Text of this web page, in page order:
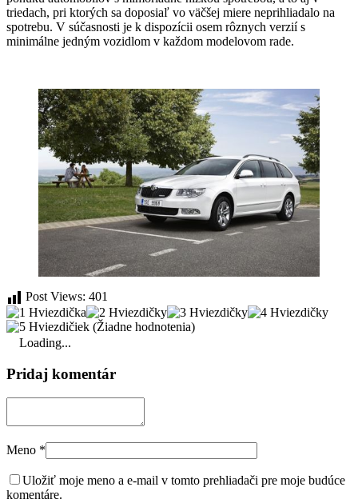
triedach, pri ktorých sa doposiaľ vo väčšej miere neprihliadalo na
spotrebu. V súčasnosti je k dispozícii osem rôznych verzií s
minimálne jedným vozidlom v každom modelovom rade.
Post Views: 401
(Žiadne hodnotenia)
Loading...
Pridaj komentár
Meno *
Uložiť moje meno a e-mail v tomto prehliadači pre moje budúce
komentáre.